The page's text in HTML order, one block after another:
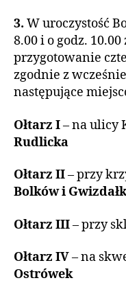
3. W uroczystość
8.00 i o godz.
przygotowanie
zgodnie z
następujące
Ołtarz I– na ulicy
Rudlicka
Ołtarz II– przy
Bolków i
Ołtarz III– przy
Ołtarz IV– na
Ostrówek